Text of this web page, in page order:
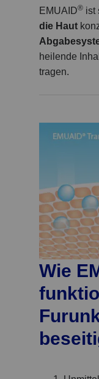
EMUAID® ist
die Haut
heilende
tragen.
Wie